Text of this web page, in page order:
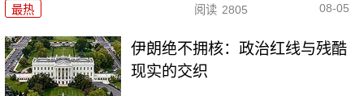
最热 阅读 2805 08-05
伊朗绝不拥核：政治红线与残酷
现实的交织